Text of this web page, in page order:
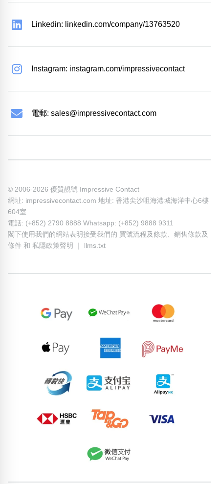
Linkedin: linkedin.com/company/13763520
Instagram: instagram.com/impressivecontact
電郵: sales@impressivecontact.com
© 2006-2026 優質靚號 Impressive Contact
網址: impressivecontact.com 地址: 香港尖沙咀海港城海洋中心6樓
604室
電話: (+852) 2790 8888 Whatsapp: (+852) 9888 9311
閣下使用我們的網站表明接受我們的 買號流程及條款、 銷售條款及
條件 和 私隱政策聲明 llms.txt